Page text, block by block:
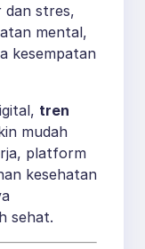
dan stres,
mental,
kesempatan
tren
mudah
platform
kesehatan
sehat.